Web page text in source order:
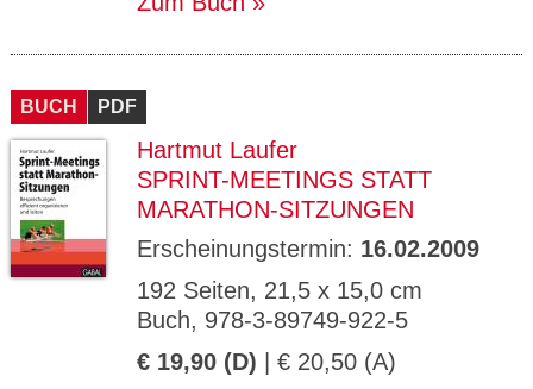
BUCH PDF
Hartmut Laufer
SPRINT-MEETINGS STATT
MARATHON-SITZUNGEN
Erscheinungstermin: 16.02.2009
192 Seiten, 21,5 x 15,0 cm
Buch, 978-3-89749-922-5
€ 19,90 (D) | € 20,50 (A)